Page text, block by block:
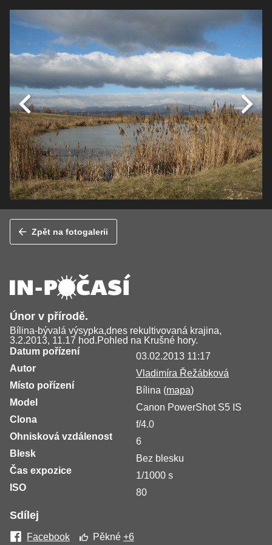
Zpět na fotogalerii
Únor v přírodě.
Bílina-bývalá výsypka,dnes rekultivovaná krajina,
3.2.2013, 11.17 hod.Pohled na Krušné hory.
Datum pořízení
03.02.2013 11:17
Autor
Vladimíra Řežábková
Místo pořízení
Bílina (mapa)
Model
Canon PowerShot S5 IS
Clona
f/4.0
Ohnisková vzdálenost
6
Blesk
Bez blesku
Čas expozice
1/1000 s
ISO
80
Sdílej
Facebook Pěkné+6